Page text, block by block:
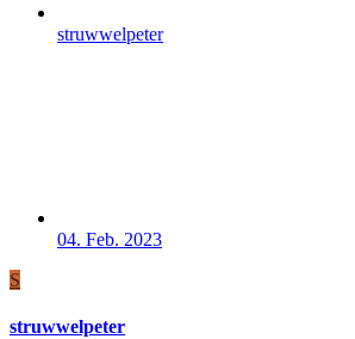
struwwelpeter
04. Feb. 2023
S
struwwelpeter